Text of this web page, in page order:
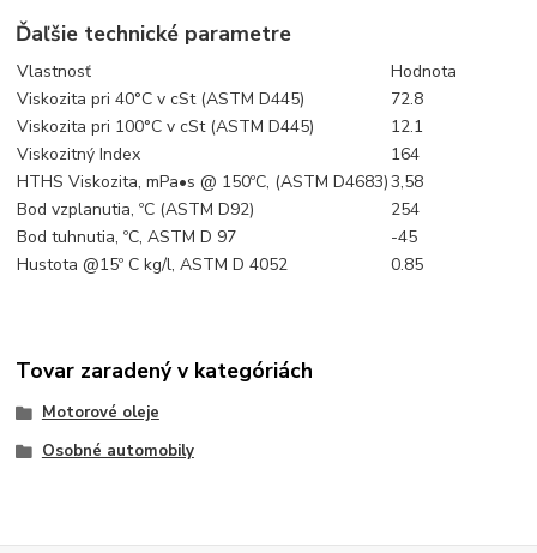
Ďaľšie technické parametre
Vlastnosť
Hodnota
Viskozita pri 40°C v cSt (ASTM D445)
72.8
Viskozita pri 100°C v cSt (ASTM D445)
12.1
Viskozitný Index
164
HTHS Viskozita, mPa•s @ 150ºC, (ASTM D4683)3,58
Bod vzplanutia, ºC (ASTM D92)
254
Bod tuhnutia, ºC, ASTM D 97
-45
Hustota @15º C kg/l, ASTM D 4052
0.85
Tovar zaradený v kategóriách
Motorové oleje
Osobné automobily